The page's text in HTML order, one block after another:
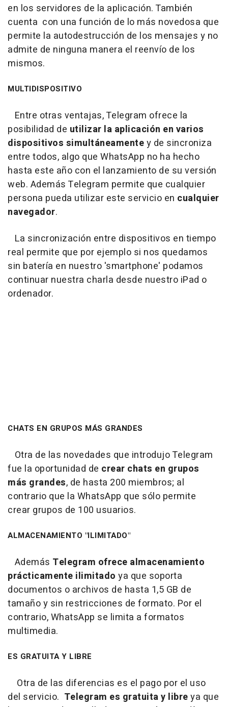
en los servidores de la aplicación. También
cuenta con una función de lo más novedosa que
permite la autodestrucción de los mensajes y no
admite de ninguna manera el reenvío de los
mismos.
MULTIDISPOSITIVO
Entre otras ventajas, Telegram ofrece la
posibilidad de utilizar la aplicación en varios
dispositivos simultáneamentey de sincroniza
entre todos, algo que WhatsApp no ha hecho
hasta este año con el lanzamiento de su versión
web. Además Telegram permite que cualquier
persona pueda utilizar este servicio en cualquier
navegador.
La sincronización entre dispositivos en tiempo
real permite que por ejemplo si nos quedamos
sin batería en nuestro 'smartphone' podamos
continuar nuestra charla desde nuestro iPad o
ordenador.
CHATS EN GRUPOS MÁS GRANDES
Otra de las novedades que introdujo Telegram
fue la oportunidad de crear chats en grupos
más grandes, de hasta 200 miembros; al
contrario que la WhatsApp que sólo permite
crear grupos de 100 usuarios.
ALMACENAMIENTO "ILIMITADO"
Además Telegram ofrece almacenamiento
prácticamente ilimitado ya que soporta
documentos o archivos de hasta 1,5 GB de
tamaño y sin restricciones de formato. Por el
contrario, WhatsApp se limita a formatos
multimedia.
ES GRATUITA Y LIBRE
Otra de las diferencias es el pago por el uso
del servicio. Telegram es gratuita y libreya que